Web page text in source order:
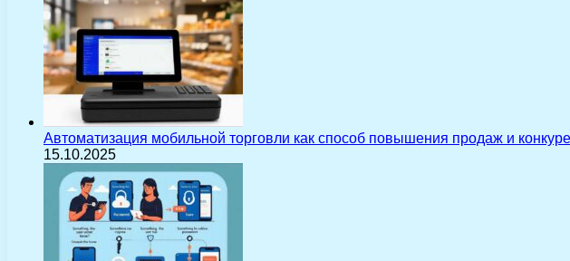
Автоматизация мобильной торговли как способ повышения продаж и
15.10.2025